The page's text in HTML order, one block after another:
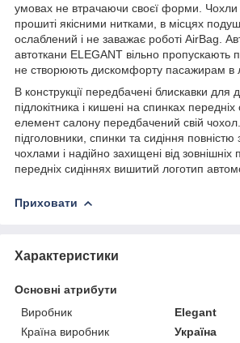
умовах не втрачаючи своєї форми. Чохли
прошиті якісними нитками, в місцях
ослаблений і не заважає роботі AirBag.
автоткани ELEGANT вільно пропускають
не створюють дискомфорту пасажирам в
В конструкції передбачені блискавки для
підлокітника і кишені на спинках
елемент салону передбачений свій
підголовники, спинки та сидіння повністю
чохлами і надійно захищені від
передніх сидіннях вишитий логотип
Приховати
Характеристики
Основні атрибути
Виробник
Elegant
Країна виробник
Україна